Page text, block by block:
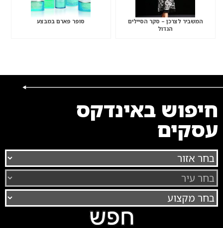
המשביר לצרכן – סקר הסיילים
הגדול
סופר פארם במבצע
חיפוש באינדקס
עסקים